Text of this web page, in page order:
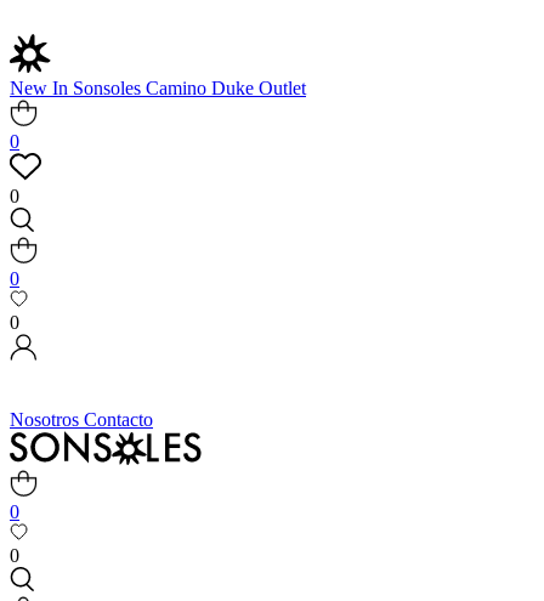
New In Sonsoles Camino Duke Outlet
0
0
0
0
Nosotros Contacto
0
0